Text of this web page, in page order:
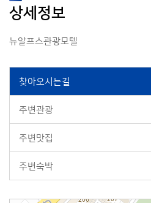
상세정보
뉴알프스관광모텔
찾아오시는길
주변관광
주변맛집
주변숙박